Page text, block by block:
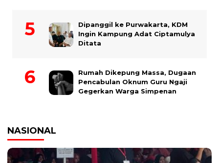
Dipanggil ke Purwakarta, KDM
Ingin Kampung Adat Ciptamulya
Ditata
Rumah Dikepung Massa, Dugaan
Pencabulan Oknum Guru Ngaji
Gegerkan Warga Simpenan
NASIONAL